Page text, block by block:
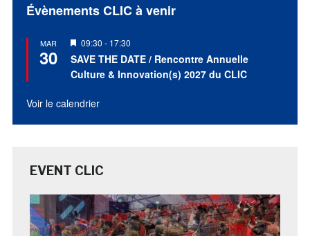
Évènements CLIC à venir
MAR
30
Mis
en
avant
09:30 - 17:30
SAVE THE DATE / Rencontre Annuelle
Culture & Innovation(s) 2027 du CLIC
Voir le calendrier
EVENT CLIC